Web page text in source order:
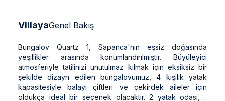
VillayaGenel Bakış
Bungalov Quartz 1, Sapanca'nın eşsiz doğasında
yeşillikler arasında konumlandırılmıştır. Büyüleyici
atmosferiyle tatilinizi unutulmaz kılmak için eksiksiz bir
şekilde dizayn edilen bungalovumuz, 4 kişilik yatak
kapasitesiyle balayı çiftleri ve çekirdek aileler için
oldukça ideal bir seçenek olacaktır. 2 yatak odası, 1